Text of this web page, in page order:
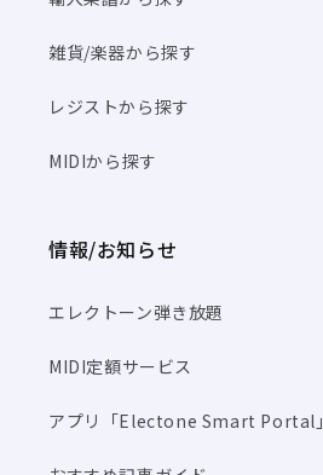
雑貨/楽器から探す
レジストから探す
MIDIから探す
情報/お知らせ
エレクトーン弾き放題
MIDI定額サービス
アプリ「Electone Smart Portal」